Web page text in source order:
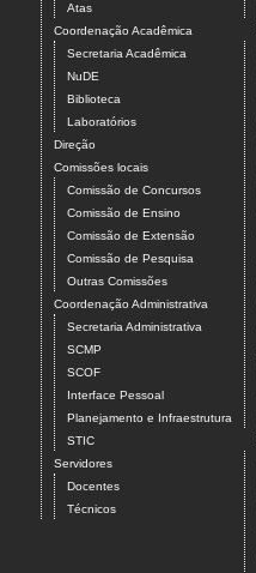
Atas
Coordenação Acadêmica
Secretaria Acadêmica
NuDE
Biblioteca
Laboratórios
Direção
Comissões locais
Comissão de Concursos
Comissão de Ensino
Comissão de Extensão
Comissão de Pesquisa
Outras Comissões
Coordenação Administrativa
Secretaria Administrativa
SCMP
SCOF
Interface Pessoal
Planejamento e Infraestrutura
STIC
Servidores
Docentes
Técnicos